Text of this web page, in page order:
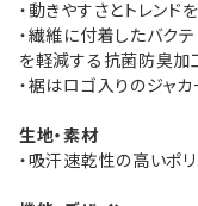
・動きやすさとトレンド
・繊維に付着したバク
を軽減する抗菌防臭加
・裾はロゴ入りのジャカ
生地・素材
・吸汗速乾性の高いポ